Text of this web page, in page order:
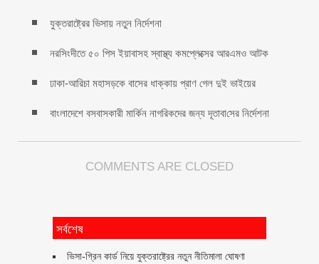
যুক্তরাষ্ট্রের ভিসায় নতুন নির্দেশনা
নরসিংদীতে ৫০ পিস ইয়াবাসহ স্বাস্থ্য কমপ্লেক্সের আরএমও আটক
ঢাকা-আরিচা মহাসড়কে বাসের ধাক্কায় প্রাণ গেল দুই ভাইয়ের
বাংলাদেশে বসবাসকারী মা‌র্কিন নাগরিকদের জন্য দূতাবা‌সের নির্দেশনা
COMMENTS ARE CLOSED
সর্বশেষ
ভিসা-গ্রিন কার্ড নিয়ে যুক্তরাষ্ট্রের নতুন নীতিমালা ঘোষণা